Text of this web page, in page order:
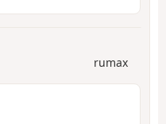
rumax